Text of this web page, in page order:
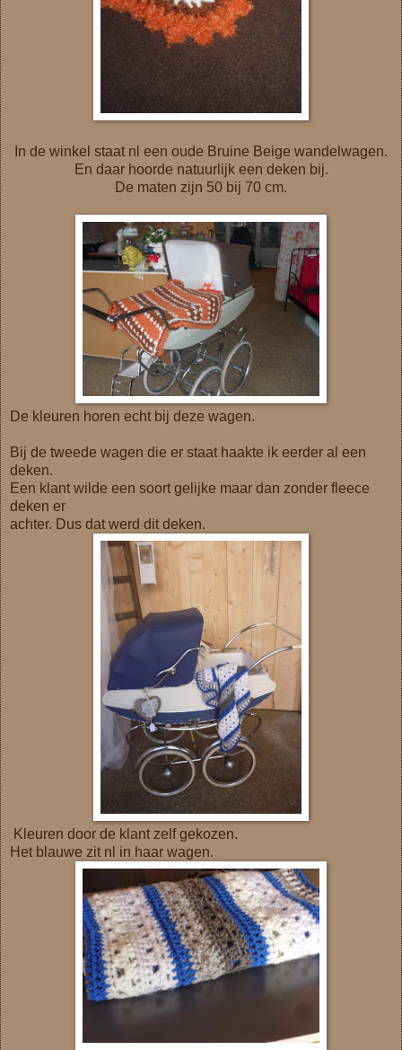
In de winkel staat nl een oude Bruine Beige wandelwagen.
En daar hoorde natuurlijk een deken bij.
De maten zijn 50 bij 70 cm.
De kleuren horen echt bij deze wagen.
Bij de tweede wagen die er staat haakte ik eerder al een
deken.
Een klant wilde een soort gelijke maar dan zonder fleece
deken er
achter. Dus dat werd dit deken.
Kleuren door de klant zelf gekozen.
Het blauwe zit nl in haar wagen.